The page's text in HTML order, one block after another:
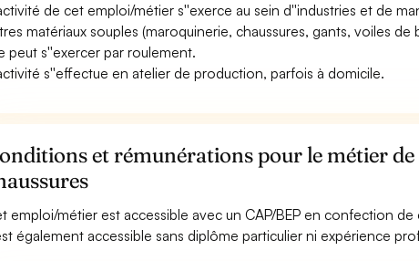
de cet emploi/métier s''exerce au sein d''industries et de
matériaux souples (maroquinerie, chaussures, gants, voiles de
peut s''exercer par roulement.
s''effectue en atelier de production, parfois à domicile.
et rémunérations pour le métier
emploi/métier est accessible avec un CAP/BEP en confection de
également accessible sans diplôme particulier ni expérience